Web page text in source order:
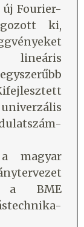
új Fourier-
ki,
lineáris
magyar
a BME